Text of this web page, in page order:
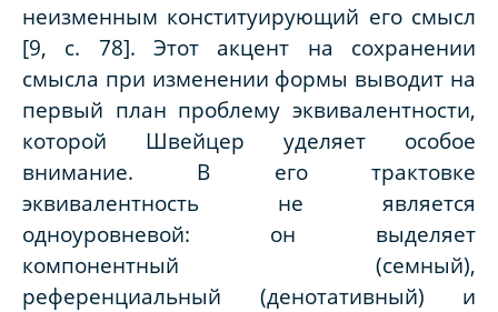
неизменным конституирующий его смысл
[9, с. 78]. Этот акцент на сохранении
смысла при изменении формы выводит на
первый план проблему эквивалентности,
которой Швейцер уделяет особое
внимание. В его трактовке
эквивалентность не является
одноуровневой: он выделяет
компонентный (семный),
референциальный (денотативный) и